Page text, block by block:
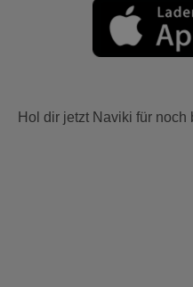
Hol dir jetzt Naviki für